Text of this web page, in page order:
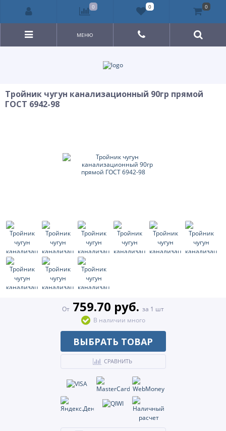
МЕНЮ
Тройник чугун канализационный 90гр прямой
ГОСТ 6942-98
От 759.70 руб. за 1 шт
В наличии много
ВЫБРАТЬ ТОВАР
СРАВНИТЬ
0 0 0